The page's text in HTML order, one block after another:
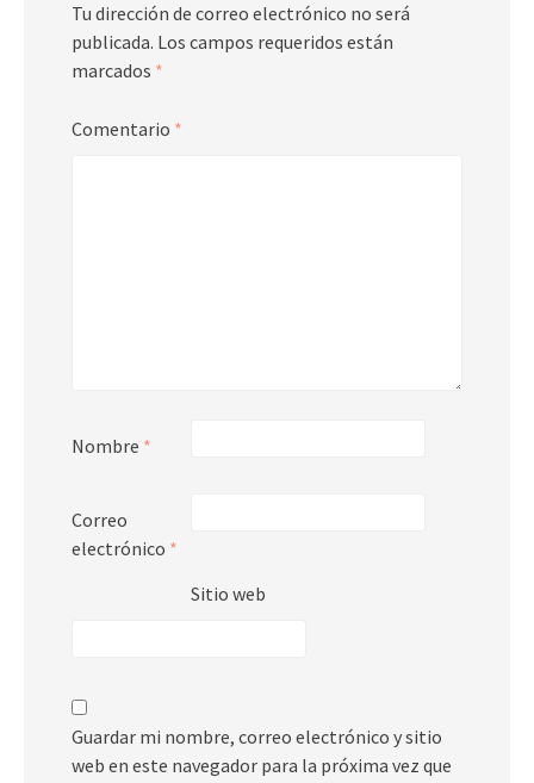
Tu dirección de correo electrónico no será
publicada. Los campos requeridos están
marcados *
Comentario *
Nombre *
Correo
electrónico *
Sitio web
Guardar mi nombre, correo electrónico y sitio
web en este navegador para la próxima vez que